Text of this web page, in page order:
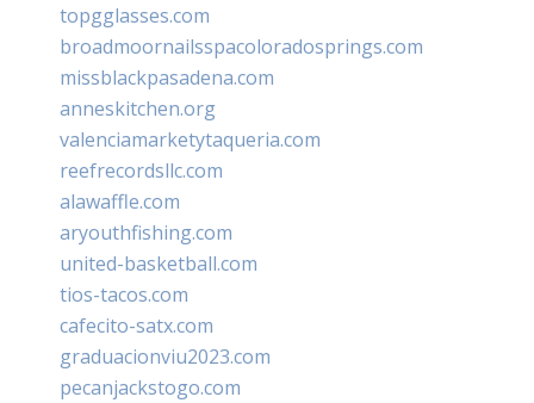
topgglasses.com
broadmoornailsspacoloradosprings.com
missblackpasadena.com
anneskitchen.org
valenciamarketytaqueria.com
reefrecordsllc.com
alawaffle.com
aryouthfishing.com
united-basketball.com
tios-tacos.com
cafecito-satx.com
graduacionviu2023.com
pecanjackstogo.com